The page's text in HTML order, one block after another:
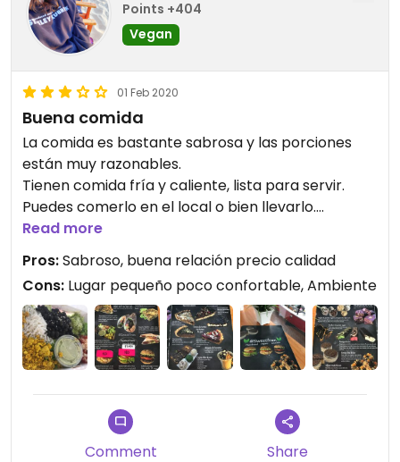
Points +404
Vegan
01 Feb 2020
Buena comida
La comida es bastante sabrosa y las porciones
están muy razonables.
Tienen comida fría y caliente, lista para servir.
Puedes comerlo en el local o bien llevarlo.
También tienen kombucha y postres.
La verdad es que el local es incomodo para comer
ahi, el lugar es pequeño y no es confortable.
Tampoco lindo.
La última vez que fui, la dependienta del local tenía
su teléfono con altavoces por lo que escuchaba
comía. Yo tuve que decirle que por favor bajara el
volumen, pero pienso que esto es parte del
sentido común por parte de una persona que
Read more
Pros:Sabroso, buena relación precio calidad
Cons: Lugar pequeño poco confortable, Ambiente
Comment Share